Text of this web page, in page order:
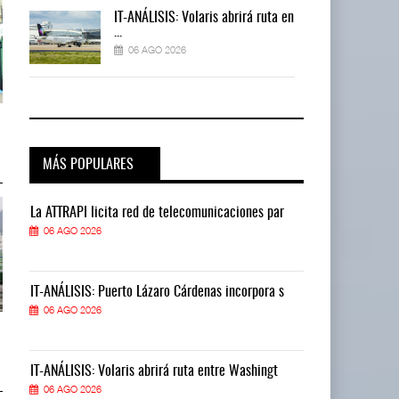
TMAZ eleva 77% movimiento de
05 AGO 2026
05 AGO 2026
TMAZ eleva 77% movimiento de
05 AGO 2026
IT-ANÁLISIS: Volaris abrirá ruta en
06 AGO 2026
MÁS POPULARES
La ATTRAPI licita red de telecomunicaciones par
06 AGO 2026
IT-ANÁLISIS: Puerto Lázaro Cárdenas incorpora s
06 AGO 2026
IT-ANÁLISIS: Volaris abrirá ruta entre Washingt
06 AGO 2026